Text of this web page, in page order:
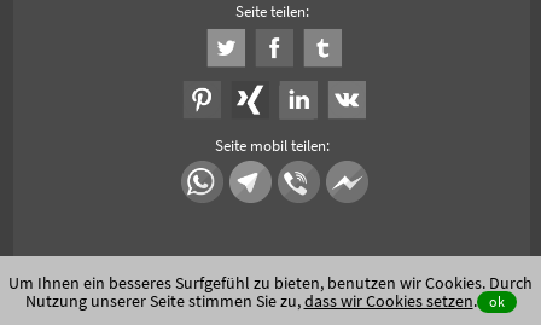
Seite teilen:
Seite mobil teilen:
Um Ihnen ein besseres Surfgefühl zu bieten, benutzen wir Cookies. Durch
Nutzung unserer Seite stimmen Sie zu,dass wir Cookies setzen. ok